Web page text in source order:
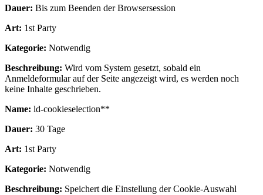
Dauer: Bis zum Beenden der Browsersession
Art: 1st Party
Kategorie: Notwendig
Beschreibung: Wird vom System gesetzt, sobald ein
Anmeldeformular auf der Seite angezeigt wird, es werden noch
keine Inhalte geschrieben.
Name: ld-cookieselection**
Dauer: 30 Tage
Art: 1st Party
Kategorie: Notwendig
Beschreibung: Speichert die Einstellung der Cookie-Auswahl